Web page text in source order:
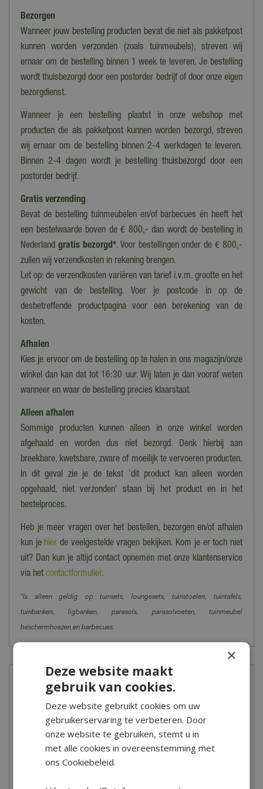
Actie
15% korting
Porselein geëmailleerd, Staal
Materiaal rooster
Kookruimte
Medium (5-10 personen)
Wielen
Ja
Serie
Pro
Onderstel
Bezorgen
Wanneer jouw bestelling producten bevat die niet als pakketpost
kunnen worden verzonden (zoals tuinmeubels), streven wij
ernaar om de bestelling binnen 1 week te leveren. Je bestelling
wordt thuisbezorgd door een postorder bedrijf of door onze eigen
bezorgdienst.
Wanneer je een bestelling plaatst in onze webshop met
producten die als pakketpost kunnen worden bezorgd, streven
wij ernaar om de bestelling binnen 2-4 werkdagen te leveren.
Binnen 2-4 dagen wordt je bestelling thuisbezorgd door een
postorder bedrijf.
Gratis verzending
Bevat de bestelling tuinmeubelen en/of barbecues én heeft het
een bestelwaarde boven de € 800,- dan wordt de bestelling in
Nederland gratis bezorgd*. Voor bestellingen onder de € 800,-
zullen wij verzendkosten in rekening brengen.
Let op: de verzendkosten variëren van tarief i.v.m. grootte en het
gewicht van de bestelling. Voer je postcode in op de
desbetreffende productpagina voor een berekening van de
kosten.
Afhalen
Kies je ervoor om de bestelling op te halen in ons magazijn/onze
winkel dan kan dat tot 16:30 uur. Wij laten je dan vooraf weten
wanneer en waar de bestelling precies klaarstaat.
Alleen afhalen
Sommige producten kunnen alleen in onze winkel worden
afgehaald en worden dus niet bezorgd. Denk hierbij aan
breekbare, kwetsbare, zware of moeilijk te vervoeren producten.
In dit geval zie je de tekst 'dit product kan alleen worden
opgehaald, niet verzonden' staan bij het product en in het
bestelproces.
Heb je meer vragen over het bestellen, bezorgen en/of afhalen
kun je hier de veelgestelde vragen bekijken. Kom je er toch niet
uit? Dan kun je altijd contact opnemen met onze klantenservice
via het contactformulier.
*Is alleen geldig op tuinsets, loungesets, tuinstoelen, tuintafels,
tuinbanken, ligbanken, parasols, parasolvoeten, tuinmeubel
beschermhoezen en barbecues.
Showroom
×
Deze website maakt
gebruik van cookies.
Deze website gebruikt cookies om uw
gebruikerservaring te verbeteren. Door
onze website te gebruiken, stemt u in
met alle cookies in overeenstemming met
ons Cookiebeleid.